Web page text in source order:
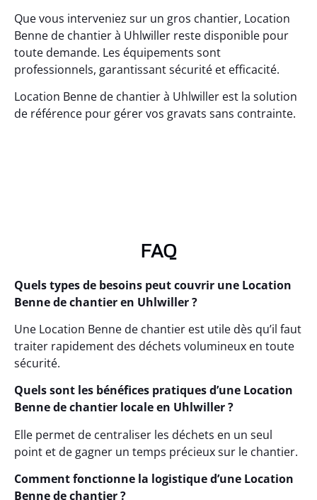
Que vous interveniez sur un gros chantier, Location
Benne de chantier à Uhlwiller reste disponible pour
toute demande. Les équipements sont
professionnels, garantissant sécurité et efficacité.
Location Benne de chantier à Uhlwiller est la solution
de référence pour gérer vos gravats sans contrainte.
FAQ
Quels types de besoins peut couvrir une Location
Benne de chantier en Uhlwiller ?
Une Location Benne de chantier est utile dès qu’il faut
traiter rapidement des déchets volumineux en toute
sécurité.
Quels sont les bénéfices pratiques d’une Location
Benne de chantier locale en Uhlwiller ?
Elle permet de centraliser les déchets en un seul
point et de gagner un temps précieux sur le chantier.
Comment fonctionne la logistique d’une Location
Benne de chantier ?